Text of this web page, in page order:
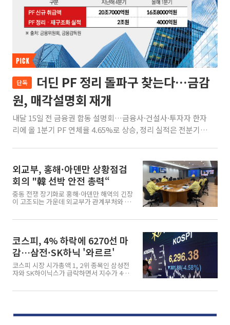
단독
원, 매각설명회 재개
내달 15일 전 금융권 합동 설명회…금융사·건설사·투자자 한자
리에 올 1분기 PF 연체율 4.65%로 상승, 정리 실적은 전분기의
매각에 시동을 건다. PF 건전성 지표가 악화하자 금융회사와 건
설사, 투자자를 한자리에
외교부, 홍해·아덴만 상황점검
회의 "韓 선박 안전 총력“
중동 전쟁 장기화로 홍해·아덴만 해역의 긴장
이 고조되는 가운데 외교부가 관계부처와 재
안전 확보 방안을 점검했다. 외교부는 6일 조
다. 회의에는 해양수산부와 국방부를 비롯해
홍해·아덴만 해역 인근 8개 재외
코스피, 4% 하락에 6270선 마
감…삼전·SK하닉 '와르르'
코스피 시장 시가총액 1, 2위 종목인 삼성전
자와 SK하이닉스가 급락하면서 지수가 4%
스피 지수는 전 거래일 대비 301.88포인트
피는 장중 한때 6550.94까지 오르기도 했으
나 6238.32까지 밀리기도 했다. 이날 오전